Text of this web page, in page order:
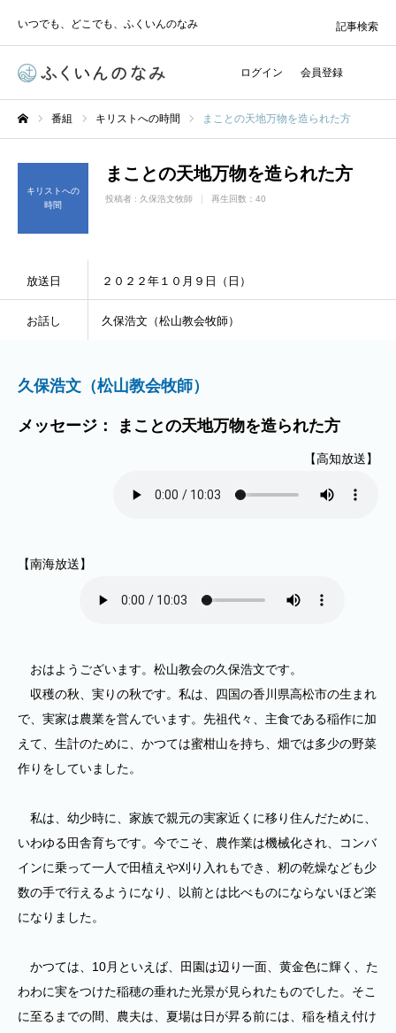
いつでも、どこでも、ふくいんのなみ
ログイン 会員登録
記事検索
番組 キリストへの時間 まことの天地万物を造られた方
キリストへの
時間
まことの天地万物を造られた方
投稿者 : 久保浩文牧師 再生回数：40
放送日 ２０２２年１０月９日（日）
お話し 久保浩文（松山教会牧師）
久保浩文（松山教会牧師）
メッセージ： まことの天地万物を造られた方
【高知放送】
【南海放送】
おはようございます。松山教会の久保浩文です。
収穫の秋、実りの秋です。私は、四国の香川県高松市の生まれ
で、実家は農業を営んでいます。先祖代々、主食である稲作に加
えて、生計のために、かつては蜜柑山を持ち、畑では多少の野菜
作りをしていました。
私は、幼少時に、家族で親元の実家近くに移り住んだために、
いわゆる田舎育ちです。今でこそ、農作業は機械化され、コンバ
インに乗って一人で田植えや刈り入れもでき、籾の乾燥なども少
数の手で行えるようになり、以前とは比べものにならないほど楽
になりました。
かつては、10月といえば、田園は辺り一面、黄金色に輝く、た
わわに実をつけた稲穂の垂れた光景が見られたものでした。そこ
に至るまでの間、農夫は、夏場は日が昇る前には、稲を植え付け